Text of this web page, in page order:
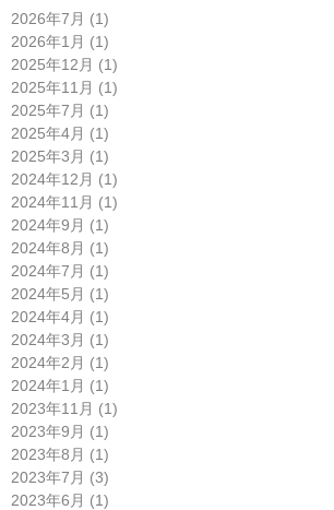
2026年7月 (1)
2026年1月 (1)
2025年12月 (1)
2025年11月 (1)
2025年7月 (1)
2025年4月 (1)
2025年3月 (1)
2024年12月 (1)
2024年11月 (1)
2024年9月 (1)
2024年8月 (1)
2024年7月 (1)
2024年5月 (1)
2024年4月 (1)
2024年3月 (1)
2024年2月 (1)
2024年1月 (1)
2023年11月 (1)
2023年9月 (1)
2023年8月 (1)
2023年7月 (3)
2023年6月 (1)